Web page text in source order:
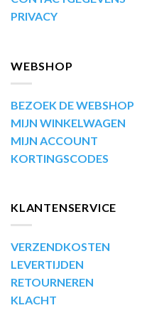
PRIVACY
WEBSHOP
BEZOEK DE WEBSHOP
MIJN WINKELWAGEN
MIJN ACCOUNT
KORTINGSCODES
KLANTENSERVICE
VERZENDKOSTEN
LEVERTIJDEN
RETOURNEREN
KLACHT